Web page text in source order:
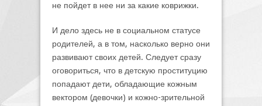
не пойдет в нее ни за какие коврижки.
И дело здесь не в социальном статусе
родителей, а в том, насколько верно они
развивают своих детей. Следует сразу
оговориться, что в детскую проституцию
попадают дети, обладающие кожным
вектором (девочки) и кожно-зрительной